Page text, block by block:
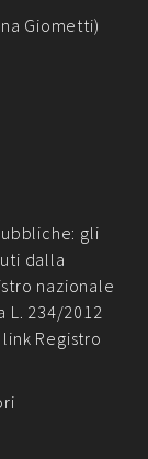
Giometti)
gli
dalla
nazionale
L. 234/2012
Registro